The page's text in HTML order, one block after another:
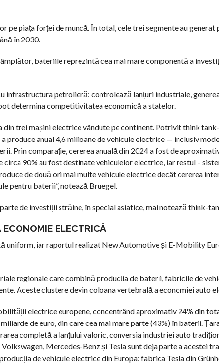
pe piața forței de muncă. În total, cele trei segmente au generat
în 2030.
bateriile reprezintă cea mai mare componentă a
infrastructura petrolieră: controlează lanțuri industriale,
determina competitivitatea economică a statelor.
din trei mașini electrice vândute pe continent. Potrivit think
produce anual 4,6 milioane de vehicule electrice — inclusiv
Prin comparație, cererea anuală din 2024 a fost de
90% au fost destinate vehiculelor electrice, iar restul –
de două ori mai multe vehicule electrice decât cererea
pentru baterii”, notează Bruegel.
de investiții străine, în special asiatice, mai notează think-
ELECTRICĂ
uniform, iar raportul realizat New Automotive și E-Mobility
regionale care combină producția de baterii, fabricile de
Aceste clustere devin coloana vertebrală a economiei auto
electrice europene, concentrând aproximativ 24% din
de euro, din care cea mai mare parte (43%) în baterii.
completă a lanțului valoric, conversia industriei auto
Mercedes-Benz și Tesla sunt deja parte a acestei
de vehicule electrice din Europa: fabrica Tesla din